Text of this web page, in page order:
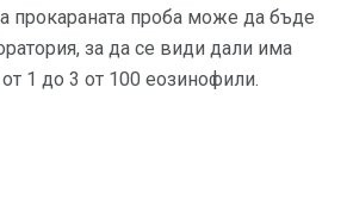
прокараната проба може да бъде
за да се види дали има
1 до 3 от 100 еозинофили.